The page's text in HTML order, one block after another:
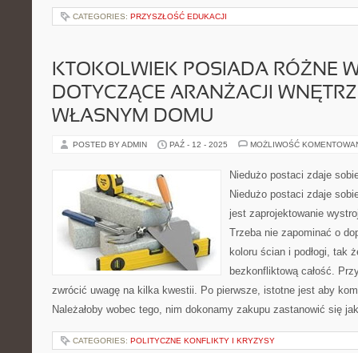
CATEGORIES: PRZYSZŁOŚĆ EDUKACJI
KTOKOLWIEK POSIADA RÓŻNE
DOTYCZĄCE ARANŻACJI
WŁASNYM DOMU
POSTED BY ADMIN PAŹ - 12 - 2025 MOŻLIWOŚĆ
Niedużo postaci zdaje
Niedużo postaci zdaje
jest zaprojektowanie
Trzeba nie zapominać o
koloru ścian i podłogi, tak
bezkonfliktową całość.
zwrócić uwagę na kilka kwestii. Po pierwsze, istotne jest aby
Należałoby wobec tego, nim dokonamy zakupu zastanowić się
CATEGORIES: POLITYCZNE KONFLIKTY I KRYZYSY